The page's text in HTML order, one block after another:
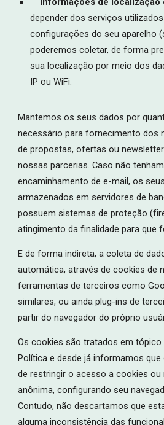
depender dos serviços
configurações do seu aparelho
poderemos coletar, de forma
sua localização por meio dos
IP ou WiFi.
Mantemos os seus dados por
necessário para fornecimento dos
de propostas, ofertas ou
nossas parcerias. Caso não
encaminhamento de e-mail, os
armazenados em servidores de
possuem sistemas de proteção
atingimento da finalidade para que
E de forma indireta, a coleta de
automática, através de cookies de
ferramentas de terceiros como
similares, ou ainda plug-ins de
partir do navegador do próprio
Os cookies são tratados em
Política e desde já informamos
de restringir o acesso a cookies ou
anônima, configurando seu
Contudo, não descartamos que
alguma inconsistência das